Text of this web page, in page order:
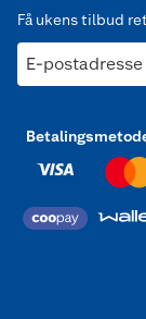
Få ukens tilbud
E-postadresse